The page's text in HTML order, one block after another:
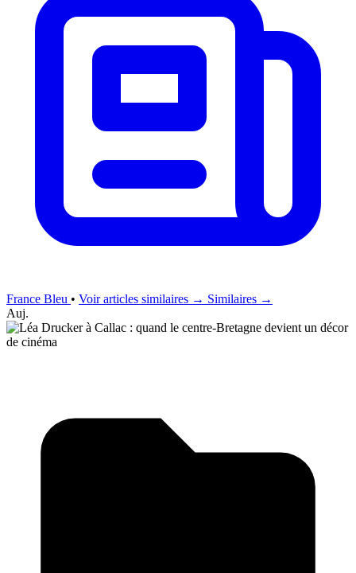
France Bleu • Voir articles similaires → Similaires →
Auj.